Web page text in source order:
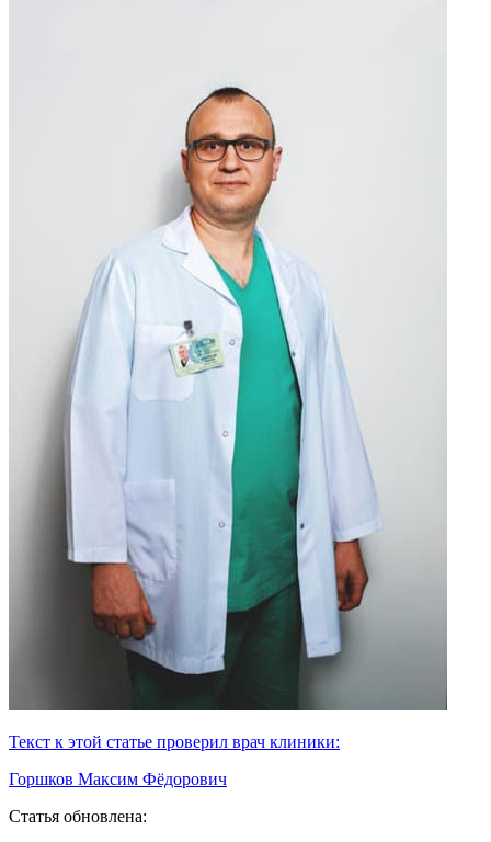
Текст к этой статье проверил врач клиники:
Горшков Максим Фёдорович
Статья обновлена: